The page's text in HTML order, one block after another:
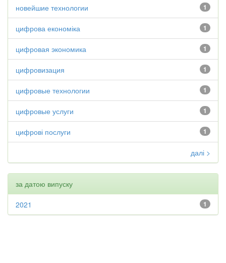
1
новейшие технологии
1
цифрова економіка
1
цифровая экономика
1
цифровизация
1
цифровые технологии
1
цифровые услуги
1
цифрові послуги
далі >
за датою випуску
1
2021